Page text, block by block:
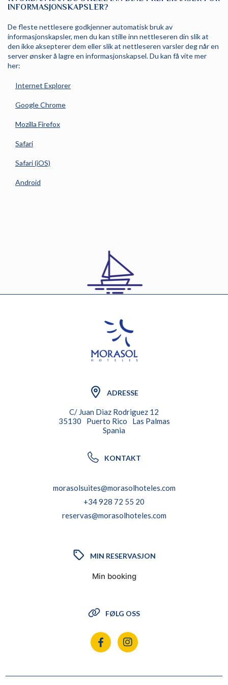
INFORMASJONSKAPSLER?
De fleste nettlesere godkjenner automatisk bruk av
informasjonskapsler, men du kan stille inn nettleseren din slik at
den ikke aksepterer dem eller slik at nettleseren varsler deg når en
server ønsker å lagre en informasjonskapsel. Du kan få vite mer
her:
Internet Explorer
Google Chrome
Mozilla Firefox
Safari
Safari (iOS)
Android
ADRESSE
C/ Juan Diaz Rodriguez 12
35130
Puerto Rico
Las Palmas
Spania
KONTAKT
morasolsuites@morasolhoteles.com
+34 928 72 55 20
reservas@morasolhoteles.com
MIN RESERVASJON
Min booking
FØLG OSS